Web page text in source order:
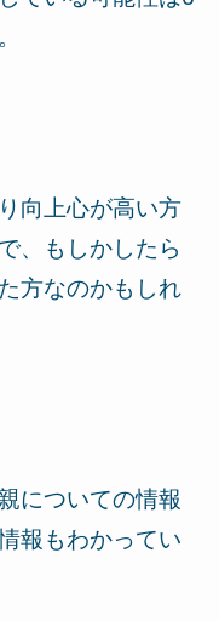
向上心が高い方
、もしかしたら
方なのかもしれ
についての情報
報もわかってい